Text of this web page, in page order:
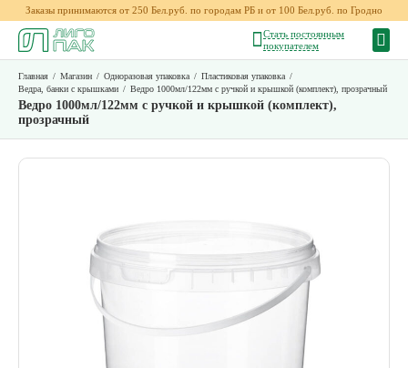
Заказы принимаются от 250 Бел.руб. по городам РБ и от 100 Бел.руб. по Гродно
Стать постоянным
покупателем
Главная / Магазин / Одноразовая упаковка / Пластиковая упаковка /
Ведра, банки с крышками / Ведро 1000мл/122мм с ручкой и крышкой (комплект), прозрачный
Ведро 1000мл/122мм с ручкой и крышкой (комплект),
прозрачный